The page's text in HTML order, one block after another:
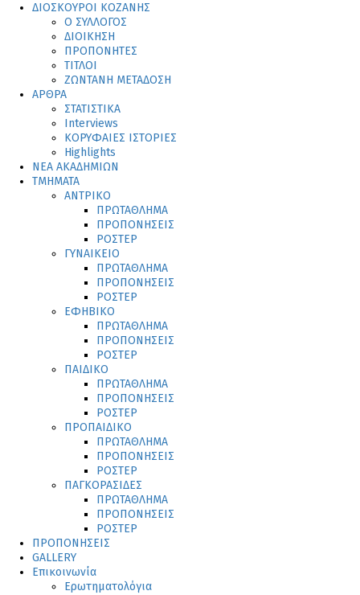
ΔΙΟΣΚΟΥΡΟΙ ΚΟΖΑΝΗΣ
Ο ΣΥΛΛΟΓΟΣ
ΔΙΟΙΚΗΣΗ
ΠΡΟΠΟΝΗΤΕΣ
ΤΙΤΛΟΙ
ΖΩΝΤΑΝΗ ΜΕΤΑΔΟΣΗ
ΑΡΘΡΑ
ΣΤΑΤΙΣΤΙΚΑ
Interviews
ΚΟΡΥΦΑΙΕΣ ΙΣΤΟΡΙΕΣ
Highlights
ΝΕΑ ΑΚΑΔΗΜΙΩΝ
ΤΜΗΜΑΤΑ
ΑΝΤΡΙΚΟ
ΠΡΩΤΑΘΛΗΜΑ
ΠΡΟΠΟΝΗΣΕΙΣ
ΡΟΣΤΕΡ
ΓΥΝΑΙΚΕΙΟ
ΠΡΩΤΑΘΛΗΜΑ
ΠΡΟΠΟΝΗΣΕΙΣ
ΡΟΣΤΕΡ
ΕΦΗΒΙΚΟ
ΠΡΩΤΑΘΛΗΜΑ
ΠΡΟΠΟΝΗΣΕΙΣ
ΡΟΣΤΕΡ
ΠΑΙΔΙΚΟ
ΠΡΩΤΑΘΛΗΜΑ
ΠΡΟΠΟΝΗΣΕΙΣ
ΡΟΣΤΕΡ
ΠΡΟΠΑΙΔΙΚΟ
ΠΡΩΤΑΘΛΗΜΑ
ΠΡΟΠΟΝΗΣΕΙΣ
ΡΟΣΤΕΡ
ΠΑΓΚΟΡΑΣΙΔΕΣ
ΠΡΩΤΑΘΛΗΜΑ
ΠΡΟΠΟΝΗΣΕΙΣ
ΡΟΣΤΕΡ
ΠΡΟΠΟΝΗΣΕΙΣ
GALLERY
Επικοινωνία
Ερωτηματολόγια